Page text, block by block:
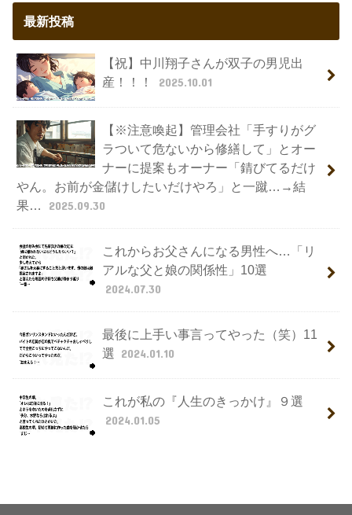
最新投稿
【祝】中川翔子さんが双子の男児出
産！！！
2025.10.01
【※注意喚起】管理会社「手すりがグ
ラついて危ないから修繕して」とオー
ナーに提案もオーナー「錆びてるだけ
やん。お前が金儲けしたいだけやろ」と一蹴…→結
果…
2025.09.30
これからお父さんになる男性へ…「リ
アルな父と娘の関係性」10選
2024.07.30
最後に上手い事言ってやった（笑）11
選 2024.01.10
これが私の『人生のきっかけ』９選
2024.01.05